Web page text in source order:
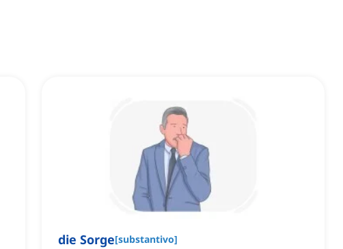
die Sorge[substantivo]